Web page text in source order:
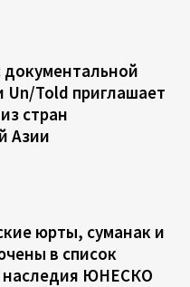
документальной
Un/Told приглашает
стран
Азии
юрты, суманак и
в список
наследия ЮНЕСКО